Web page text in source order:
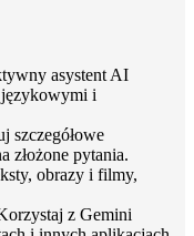
asystent AI
i
szczegółowe
złożone pytania.
obrazy i filmy,
z Gemini